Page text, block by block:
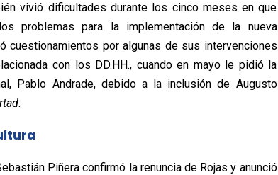
vivió dificultades durante los cinco meses en que
problemas para la implementación de la nueva
cuestionamientos por algunas de sus intervenciones
con los DD.HH., cuando en mayo le pidió la
Pablo Andrade, debido a la inclusión de Augusto
.
Piñera confirmó la renuncia de Rojas y anunció